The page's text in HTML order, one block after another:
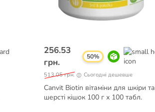
256.53
грн.
50%
513.05 грн. Сьогодні дешевше
Canvit Biotin вітаміни для шкіри та
шерсті кішок 100 г х 100 табл.